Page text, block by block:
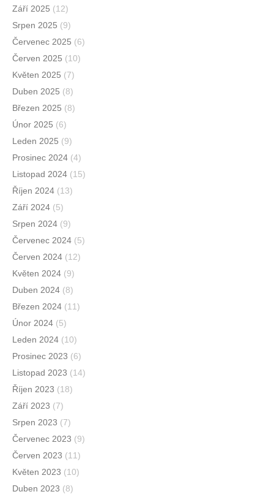
Září 2025 (12)
Srpen 2025 (9)
Červenec 2025 (6)
Červen 2025 (10)
Květen 2025 (7)
Duben 2025 (8)
Březen 2025 (8)
Únor 2025 (6)
Leden 2025 (9)
Prosinec 2024 (4)
Listopad 2024 (15)
Říjen 2024 (13)
Září 2024 (5)
Srpen 2024 (9)
Červenec 2024 (5)
Červen 2024 (12)
Květen 2024 (9)
Duben 2024 (8)
Březen 2024 (11)
Únor 2024 (5)
Leden 2024 (10)
Prosinec 2023 (6)
Listopad 2023 (14)
Říjen 2023 (18)
Září 2023 (7)
Srpen 2023 (7)
Červenec 2023 (9)
Červen 2023 (11)
Květen 2023 (10)
Duben 2023 (8)